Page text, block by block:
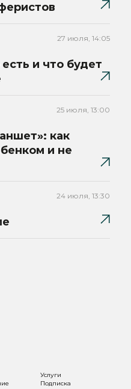
27 июля, 14:05
и что будет
25 июля, 13:00
как
и не
24 июля, 13:30
Услуги
Подписка